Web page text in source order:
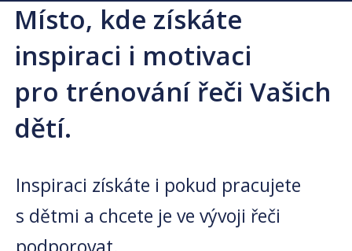
Místo, kde získáte
inspiraci i motivaci
pro trénování řeči Vašich
dětí.
Inspiraci získáte i pokud pracujete
s dětmi a chcete je ve vývoji řeči